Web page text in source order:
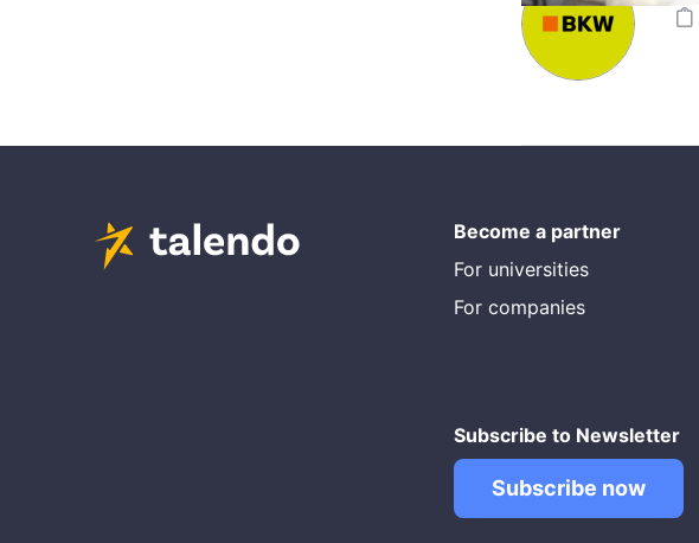
Become a partner
For universities
For companies
Subscribe to Newsletter
Subscribe now